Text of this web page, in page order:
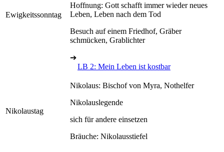
Ewigkeitssonntag
Hoffnung: Gott schafft immer wieder neues
Leben, Leben nach dem Tod
Besuch auf einem Friedhof, Gräber
schmücken, Grablichter
➔
LB 2: Mein Leben ist kostbar
Nikolaustag
Nikolaus: Bischof von Myra, Nothelfer
Nikolauslegende
sich für andere einsetzen
Bräuche: Nikolausstiefel